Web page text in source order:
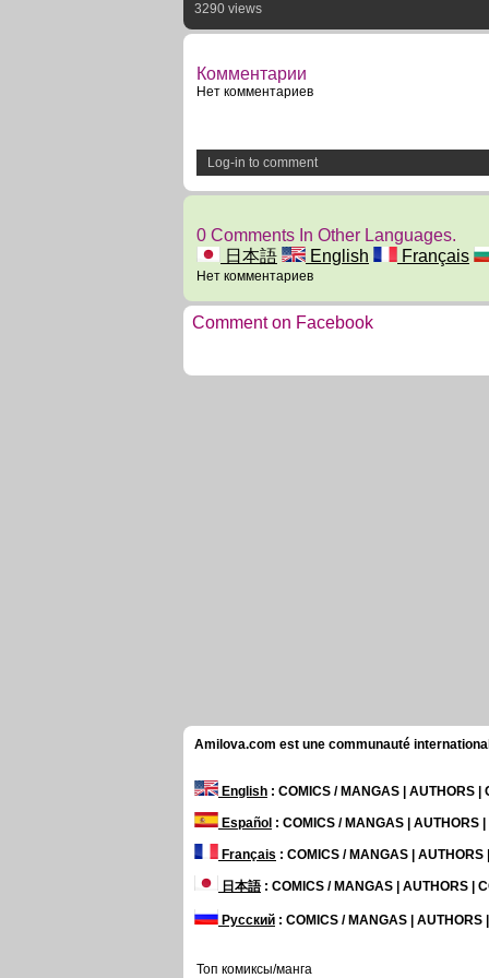
3290 views
Комментарии
Нет комментариев
Log-in to comment
0 Comments In Other Languages.
日本語
English Français
Нет комментариев
Comment on Facebook
Amilova.com est une communauté
English : COMICS / MANGAS | AUTHORS |
Español : COMICS / MANGAS | AUTHORS
Français : COMICS / MANGAS | AUTHORS
日本語: COMICS / MANGAS | AUTHORS |
Русский : COMICS / MANGAS | AUTHORS
Топ комиксы/манга